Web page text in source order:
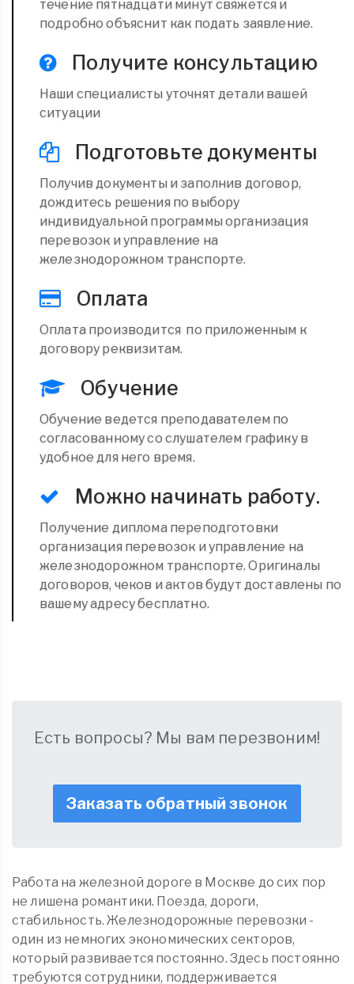
течение пятнадцати минут свяжется и
подробно объяснит как подать заявление.
Получите консультацию
Наши специалисты уточнят детали вашей
ситуации
Подготовьте документы
Получив документы и заполнив договор,
дождитесь решения по выбору
индивидуальной программы организация
перевозок и управление на
железнодорожном транспорте.
Оплата
Оплата производится по приложенным к
договору реквизитам.
Обучение
Обучение ведется преподавателем по
согласованному со слушателем графику в
удобное для него время.
Можно начинать работу.
Получение диплома переподготовки
организация перевозок и управление на
железнодорожном транспорте. Оригиналы
договоров, чеков и актов будут доставлены по
вашему адресу бесплатно.
Есть вопросы? Мы вам перезвоним!
Заказать обратный звонок
Работа на железной дороге в Москве до сих пор
не лишена романтики. Поезда, дороги,
стабильность. Железнодорожные перевозки -
один из немногих экономических секторов,
который развивается постоянно. Здесь постоянно
требуются сотрудники, поддерживается